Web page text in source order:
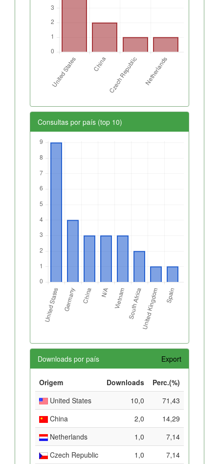
Consultas por país (top 10)
Downloads por país Export
Origem Downloads
Perc.(%)
United States
10,0
71,43
China
2,0
14,29
Netherlands
1,0
7,14
Czech Republic
1,0
7,14